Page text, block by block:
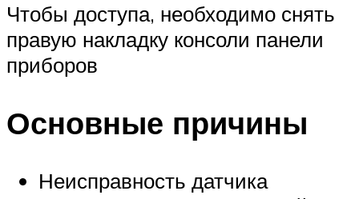
Чтобы доступа, необходимо снять
правую накладку консоли панели
приборов
Основные причины
Неисправность датчика